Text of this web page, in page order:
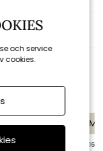
till 16/8
och service
cookies.